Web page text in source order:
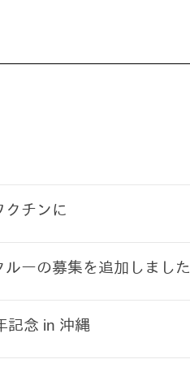
クチンに
ーの募集を追加しました
記念 in 沖縄